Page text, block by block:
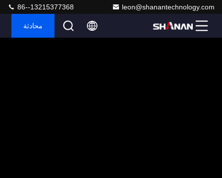
leon@shanantechnology.com
86--13215377368
محادثة